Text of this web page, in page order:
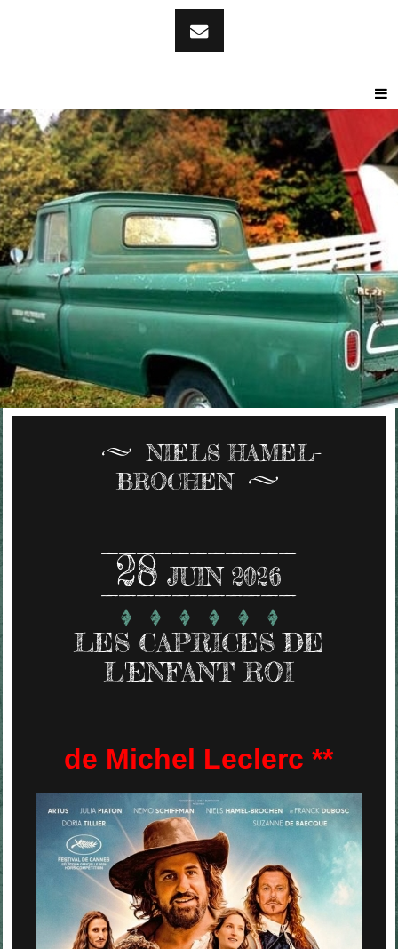
NIELS HAMEL-
BROCHEN
28 JUIN 2026
LES CAPRICES DE
L'ENFANT ROI
de Michel Leclerc **